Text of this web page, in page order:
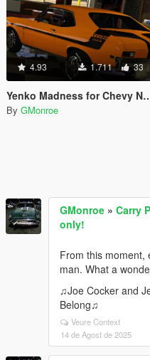
4.93 1.711 33
Yenko Madness for Chevy Nova 69
By GMonroe
GMonroe » Carry
only!
From this moment,
man. What a
♫Joe Cocker and
Belong♫
Veure Context
14 de Agost de 2025